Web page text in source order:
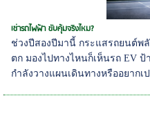
เช่ารถไฟฟ้า ขับคุ้มจริงไหม?
ช่วงปีสองปีมานี้ กระแสรถยนต์พ
ตก มองไปทางไหนก็เห็นรถ EV
กำลังวางแผนเดินทางหรืออยากเ